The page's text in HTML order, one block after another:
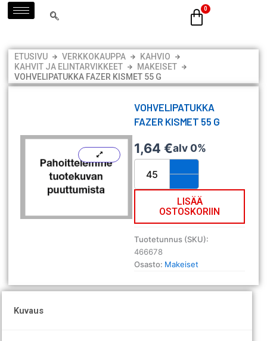
Siirry
sisältöön
ETUSIVU VERKKOKAUPPA
KAHVIO
KAHVIT JA ELINTARVIKKEET
MAKEISET
VOHVELIPATUKKA FAZER KISMET 55 G
VOHVELIPATUKKA
FAZER KISMET 55 G
1,64€alv 0%
Vohvelipatukka
Fazer
Kismet
määrä
LISÄÄ
OSTOSKORIIN
Tuotetunnus (SKU):
466678
Osasto: Makeiset
Kuvaus